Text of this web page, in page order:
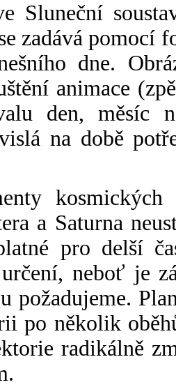
Sluneční
zadává pomocí
dne.
animace
den, měsíc
na době
a Saturna
pro delší
neboť je
požadujeme.
po několik
radikálně